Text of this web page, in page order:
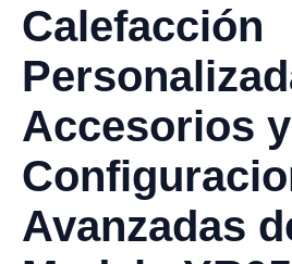
Calefacción
Accesorios y
Avanzadas